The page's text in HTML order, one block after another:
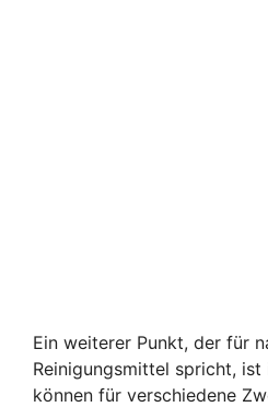
Ein weiterer Punkt, der für
Reinigungsmittel spricht,
können für verschiedene